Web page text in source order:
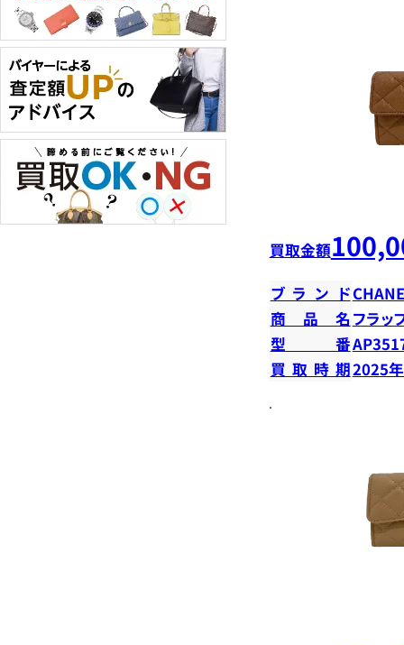
買取金額
ブランド
商品名 フラッ
型番
買取時期2025